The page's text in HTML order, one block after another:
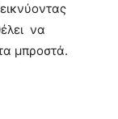
να
μπροστά.